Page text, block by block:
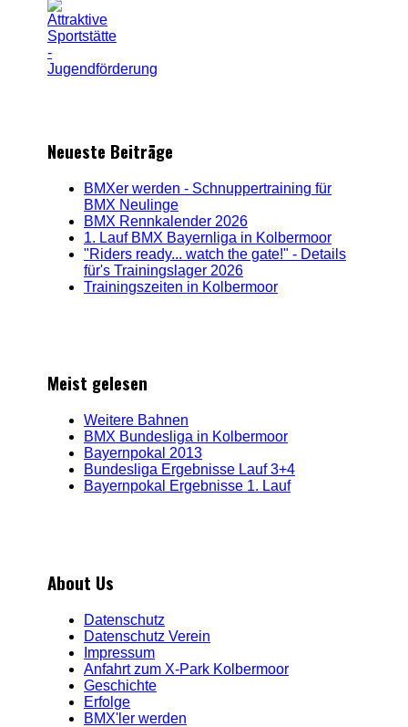
Neueste Beiträge
BMXer werden - Schnuppertraining für
BMX Neulinge
BMX Rennkalender 2026
1. Lauf BMX Bayernliga in Kolbermoor
"Riders ready... watch the gate!" - Details
für's Trainingslager 2026
Trainingszeiten in Kolbermoor
Meist gelesen
Weitere Bahnen
BMX Bundesliga in Kolbermoor
Bayernpokal 2013
Bundesliga Ergebnisse Lauf 3+4
Bayernpokal Ergebnisse 1. Lauf
About Us
Datenschutz
Datenschutz Verein
Impressum
Anfahrt zum X-Park Kolbermoor
Geschichte
Erfolge
BMX'ler werden